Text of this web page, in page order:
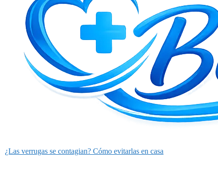
¿Las verrugas se contagian? Cómo evitarlas en casa